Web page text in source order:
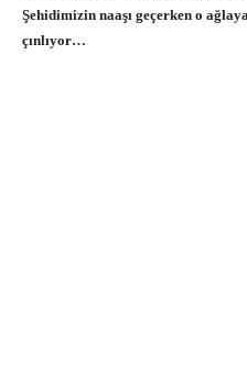
Şehidimizin naaşı geçerken o
çınlıyor…